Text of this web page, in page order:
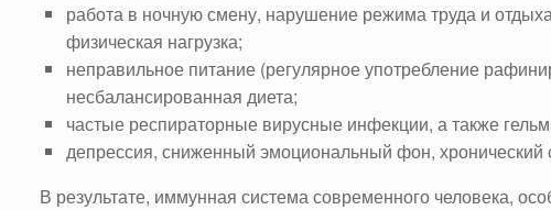
работа в ночную смену, нарушение режима труда и
физическая нагрузка;
неправильное питание (регулярное употребление
несбалансированная диета;
частые респираторные вирусные инфекции, а также
депрессия, сниженный эмоциональный фон, хронический
В результате, иммунная система современного человека,